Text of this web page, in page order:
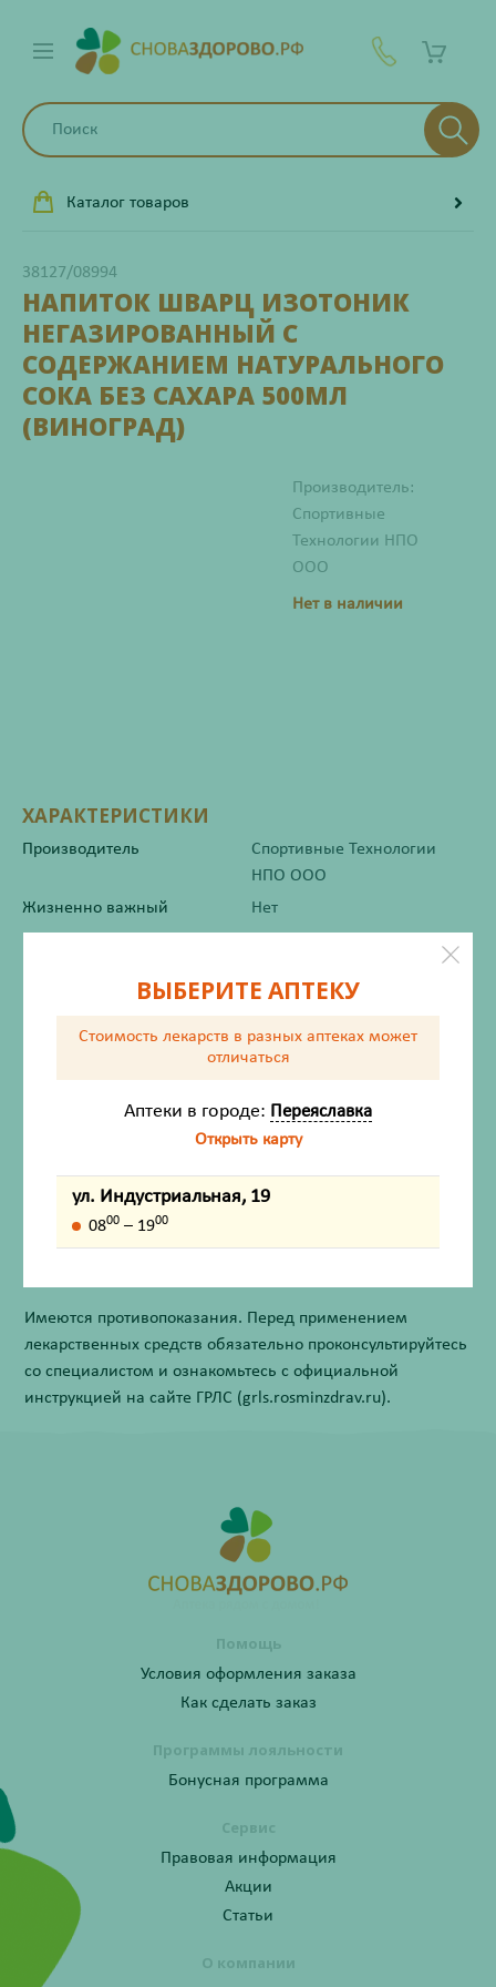
Каталог товаров
38127/08994
НАПИТОК ШВАРЦ ИЗОТОНИК
НЕГАЗИРОВАННЫЙ С
СОДЕРЖАНИЕМ НАТУРАЛЬНОГО
СОКА БЕЗ САХАРА 500МЛ
(ВИНОГРАД)
Производитель:
Спортивные
Технологии НПО
ООО
Нет в наличии
ХАРАКТЕРИСТИКИ
Производитель
Спортивные Технологии
НПО ООО
Жизненно важный
Нет
Инструкция по применению
Состав
Способ применения
Внешний вид товара, упаковки, может отличаться от
Имеются противопоказания. Перед применением
лекарственных средств обязательно проконсультируйтесь
со специалистом и ознакомьтесь с официальной
инструкцией на сайте ГРЛС (grls.rosminzdrav.ru).
Помощь
Условия оформления заказа
Как сделать заказ
Программы лояльности
Бонусная программа
Сервис
Правовая информация
Акции
Статьи
О компании
ВЫБЕРИТЕ АПТЕКУ
Стоимость лекарств в разных аптеках может
отличаться
Аптеки в городе: Переяславка
Открыть карту
ул. Индустриальная, 19
0800 – 1900